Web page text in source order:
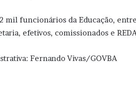
mil funcionários da Educação,
efetivos, comissionados e
Fernando Vivas/GOVBA